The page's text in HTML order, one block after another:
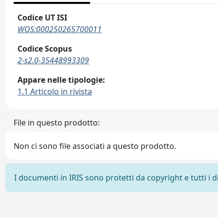
Codice UT ISI
WOS:000250265700011
Codice Scopus
2-s2.0-35448993309
Appare nelle tipologie:
1.1 Articolo in rivista
File in questo prodotto:
Non ci sono file associati a questo prodotto.
I documenti in IRIS sono protetti da copyright e tutti i